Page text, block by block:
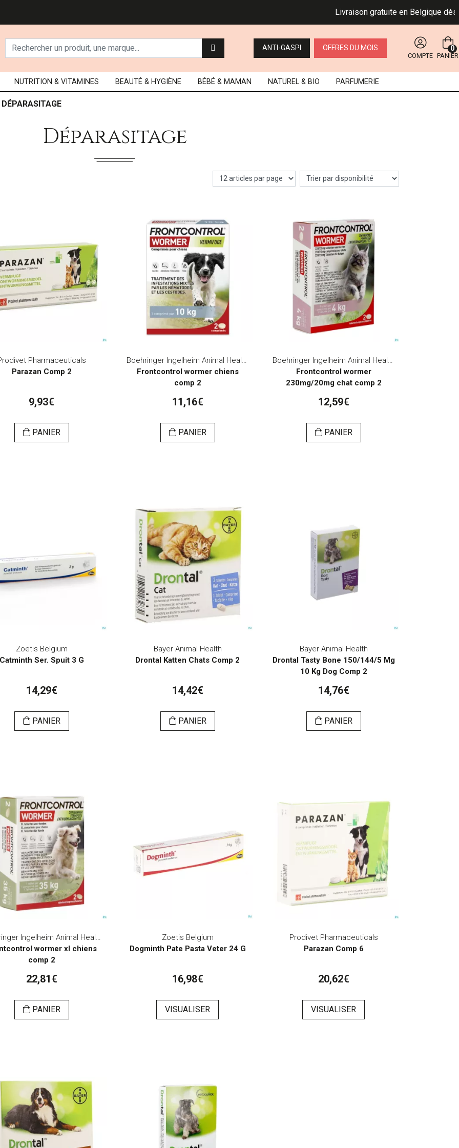
Livraison gratuite en Belgique dès
ANTI-GASPI OFFRES DU MOIS
COMPTE PANIER
0
NUTRITION & VITAMINES BEAUTÉ & HYGIÈNE BÉBÉ & MAMAN NATUREL & BIO PARFUMERIE
DÉPARASITAGE
Déparasitage
Pharmaceuticals
Parazan Comp 2
9,93€
PANIER
Boehringer Ingelheim Animal Health Belgium
Frontcontrol wormer chiens
comp 2
11,16€
PANIER
Boehringer Ingelheim Animal Health Belgium
Frontcontrol wormer
230mg/20mg chat comp 2
12,59€
PANIER
Zoetis Belgium
Ser. Spuit 3 G
14,29€
PANIER
Bayer Animal Health
Drontal Katten Chats Comp 2
14,42€
PANIER
Bayer Animal Health
Drontal Tasty Bone 150/144/5 Mg
10 Kg Dog Comp 2
14,76€
PANIER
Boehringer Ingelheim Animal Health Belgium
wormer xl chiens
comp 2
22,81€
PANIER
Zoetis Belgium
Dogminth Pate Pasta Veter 24 G
16,98€
VISUALISER
Prodivet Pharmaceuticals
Parazan Comp 6
20,62€
VISUALISER